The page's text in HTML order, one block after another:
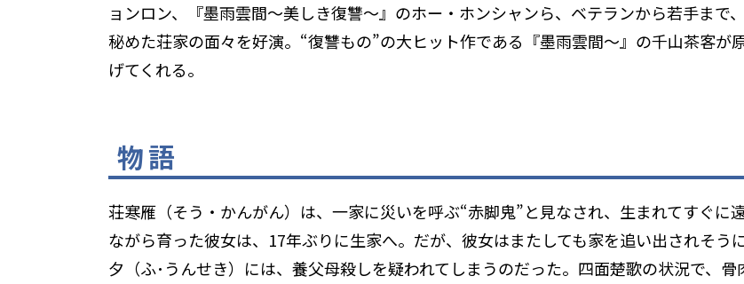
ョンロン、『墨雨雲間～美しき復讐～』のホー・ホンシャンら、ベテランから若手まで
秘めた荘家の面々を好演。“復讐もの”の大ヒット作である『墨雨雲間～』の千山茶客
げてくれる。
物語
荘寒雁（そう・かんがん）は、一家に災いを呼ぶ“赤脚鬼”と見なされ、生まれてすぐ
ながら育った彼女は、17年ぶりに生家へ。だが、彼女はまたしても家を追い出されそう
夕（ふ･うんせき）には、養父母殺しを疑われてしまうのだった。四面楚歌の状況で、